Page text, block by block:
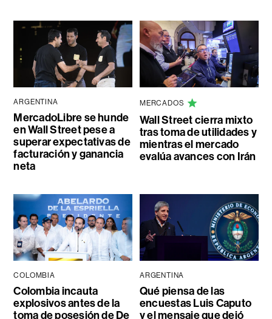
ARGENTINA
MercadoLibre se hunde
en Wall Street pese a
superar expectativas de
facturación y ganancia
neta
MERCADOS
Wall Street cierra mixto
tras toma de utilidades y
mientras el mercado
evalúa avances con Irán
COLOMBIA
Colombia incauta
explosivos antes de la
toma de posesión de De
ARGENTINA
Qué piensa de las
encuestas Luis Caputo
y el mensaje que dejó